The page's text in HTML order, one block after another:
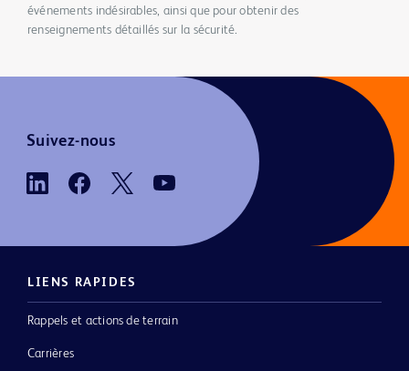
événements indésirables, ainsi que pour obtenir des
renseignements détaillés sur la sécurité.
Suivez-nous
LIENS RAPIDES
Rappels et actions de terrain
Carrières